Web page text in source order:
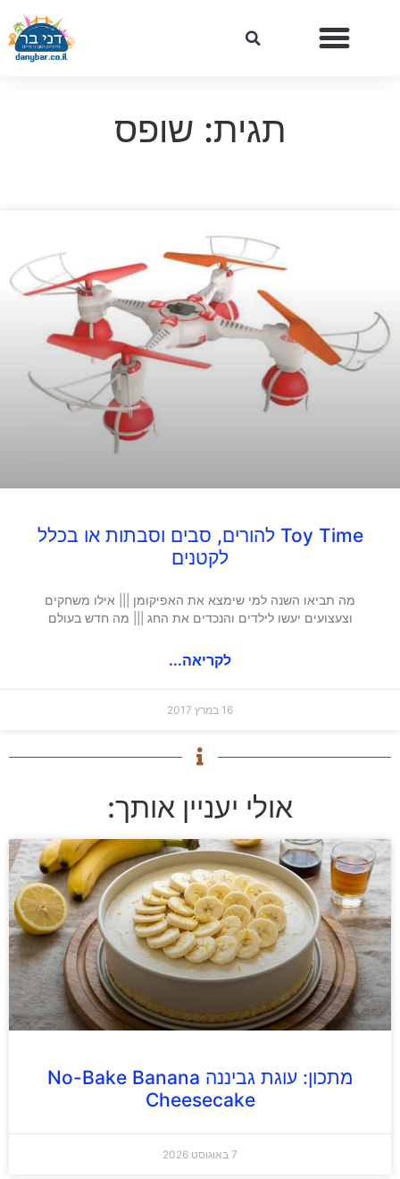
תגית: שופס
Toy Time להורים, סבים וסבתות או בכלל
לקטנים
מה תביאו השנה למי שימצא את האפיקומן ||| אילו משחקים
וצעצועים יעשו לילדים והנכדים את החג ||| מה חדש בעולם
לקריאה...
16 במרץ 2017
אולי יעניין אותך:
מתכון: עוגת גביננה No-Bake Banana
Cheesecake
7 באוגוסט 2026